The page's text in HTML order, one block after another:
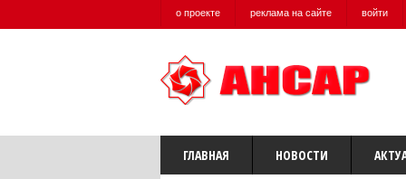
о проекте реклама на сайте войти
ГЛАВНАЯ НОВОСТИ